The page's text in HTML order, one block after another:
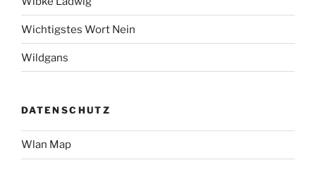
Wichtigstes Wort Nein
Wildgans
DATENSCHUTZ
Wlan Map